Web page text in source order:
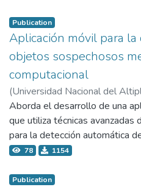
centralización, complejidad y
organizaciones influyen en su
actividades ilícitas y adaptarse
estatales. Se empleó una
exploratoria basada en análisis
académicas e informes
que las organizaciones
poseen estructuras bien
centralizado y división
operación delictiva y su
Publication
Aplicación móvil para
objetos sospechosos
computacional
(Universidad Nacional del
Apaza Pérez, Oscar Gonzalo ;
Herrera Miranda, Juan Carlos
Aborda el desarrollo de una
que utiliza técnicas avanzadas
para la detección automática
contribuyendo
Perú. El proyecto integra
78 1154
Publication